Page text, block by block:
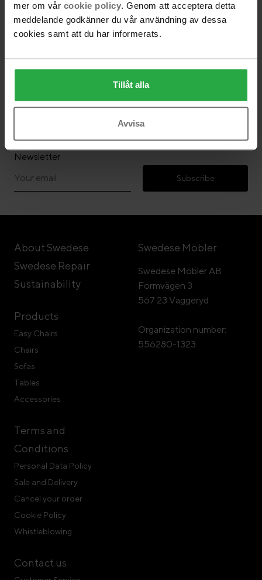
mer om vår cookie policy. Genom att acceptera detta
meddelande godkänner du vår användning av dessa
cookies samt att du har informerats.
Tillåt alla
Avvisa
All products are loaded
Newsletter
Subscribe
About Swedese
Swedese Repair
Sustainability
Products
Easy Chairs
Chairs
Sofas
Tables
Accessories
Terms and
Conditions
Personal Data Policy
Sale and Delivery
Cancel your order
Cookie Policy
Whistleblowing
Contact us
Swedese Möbler
Swedese Möbler AB
Formvägen 3
567 23 Vaggeryd
Organization number:
556280-1323